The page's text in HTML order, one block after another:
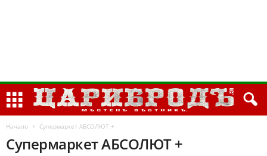
Начало Супермаркет АБСОЛЮТ +
Супермаркет АБСОЛЮТ +